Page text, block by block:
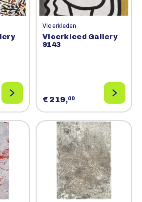
Vloerkleden
Vloerkleed Gallery
9143
€ 219,00